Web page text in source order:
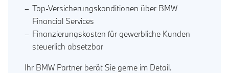
Top-Versicherungskonditionen über BMW
Financial Services
Finanzierungskosten für gewerbliche Kunden
steuerlich absetzbar
Ihr BMW Partner berät Sie gerne im Detail.